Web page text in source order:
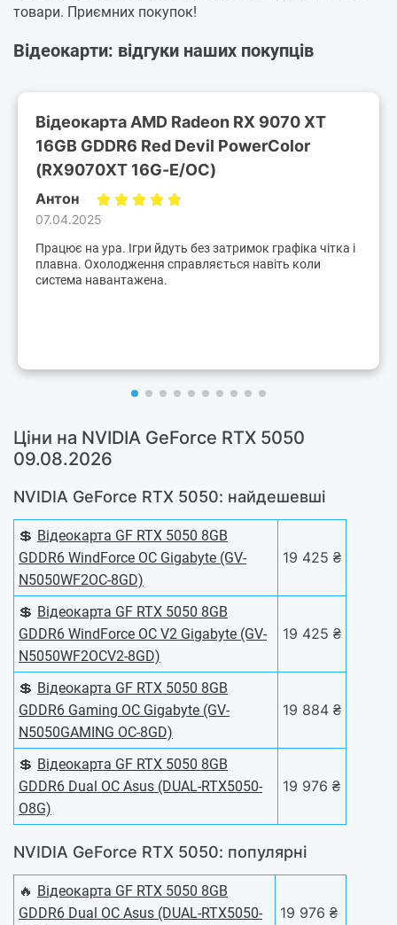
товари. Приємних покупок!
Відеокарти: відгуки наших покупців
Відеокарта AMD Radeon RX 9070 XT
16GB GDDR6 Red Devil PowerColor
(RX9070XT 16G-E/OC)
Антон
07.04.2025
Працює на ура. Ігри йдуть без затримок графіка чітка і
плавна. Охолодження справляється навіть коли
система навантажена.
Ціни на NVIDIA GeForce RTX 5050
09.08.2026
NVIDIA GeForce RTX 5050: найдешевші
💲 Відеокарта GF RTX 5050 8GB
GDDR6 WindForce OC Gigabyte (GV-
N5050WF2OC-8GD)
19 425 ₴
💲 Відеокарта GF RTX 5050 8GB
GDDR6 WindForce OC V2 Gigabyte (GV-
N5050WF2OCV2-8GD)
19 425 ₴
💲 Відеокарта GF RTX 5050 8GB
GDDR6 Gaming OC Gigabyte (GV-
N5050GAMING OC-8GD)
19 884 ₴
💲 Відеокарта GF RTX 5050 8GB
GDDR6 Dual OC Asus (DUAL-RTX5050-
O8G)
19 976 ₴
NVIDIA GeForce RTX 5050: популярні
🔥 Відеокарта GF RTX 5050 8GB
GDDR6 Dual OC Asus (DUAL-RTX5050-
19 976 ₴